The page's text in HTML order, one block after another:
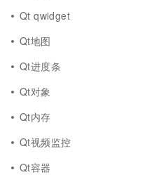
Qt qwidget
Qt地图
Qt进度条
Qt对象
Qt内存
Qt视频监控
Qt容器